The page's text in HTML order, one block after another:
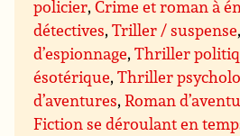
policier,Crime et roman à
détectives,Triller / suspense
d’espionnage,Thriller
ésotérique,Thriller
d’aventures,Roman
Fiction se déroulant en